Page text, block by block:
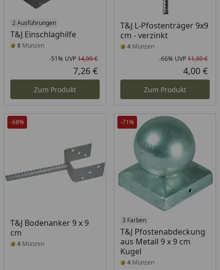
2 Ausführungen
T&J Einschlaghilfe
8 Münzen
Rabatt in Prozent
-51%
Ursprünglicher Preis
UVP14,99 €
Aktueller Preis
7,26 €
Zum Produkt
T&J L-Pfostenträger 9x9
cm - verzinkt
4Münzen
-66% UVP11,99 €
4,00 €
Zum Produkt
-68%
T&J Bodenanker 9 x 9
cm
4 Münzen
-71%
3 Farben
T&J Pfostenabdeckung
aus Metall 9 x 9 cm
Kugel
4Münzen